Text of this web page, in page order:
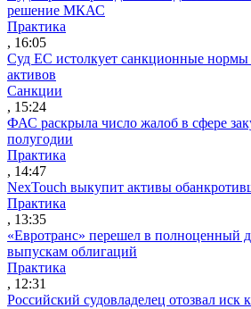
решение МКАС
Практика
, 16:05
Суд ЕС истолкует санкционные нормы
активов
Санкции
, 15:24
ФАС раскрыла число жалоб в сфере
полугодии
Практика
, 14:47
NexTouch выкупит активы
Практика
, 13:35
«Евротранс» перешел в полноценный
выпускам облигаций
Практика
, 12:31
Российский судовладелец отозвал